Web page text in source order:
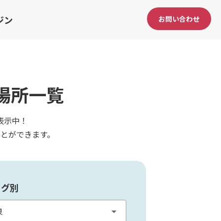
ン お問い合わせ
所一覧
中！
ができます。
別